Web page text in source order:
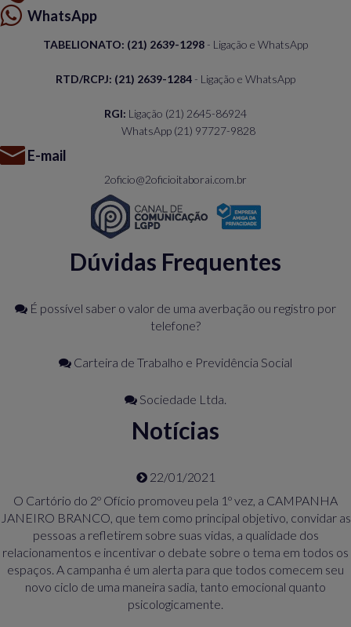
WhatsApp
TABELIONATO: (21) 2639-1298 - Ligação e WhatsApp
RTD/RCPJ: (21) 2639-1284 - Ligação e WhatsApp
RGI: Ligação (21) 2645-86924
WhatsApp (21) 97727-9828
E-mail
2oficio@2oficioitaborai.com.br
Dúvidas Frequentes
É possível saber o valor de uma averbação ou registro por
telefone?
Carteira de Trabalho e Previdência Social
Sociedade Ltda.
Notícias
22/01/2021
O Cartório do 2º Ofício promoveu pela 1º vez, a CAMPANHA
JANEIRO BRANCO, que tem como principal objetivo, convidar as
pessoas a refletirem sobre suas vidas, a qualidade dos
relacionamentos e incentivar o debate sobre o tema em todos os
espaços. A campanha é um alerta para que todos comecem seu
novo ciclo de uma maneira sadia, tanto emocional quanto
psicologicamente.